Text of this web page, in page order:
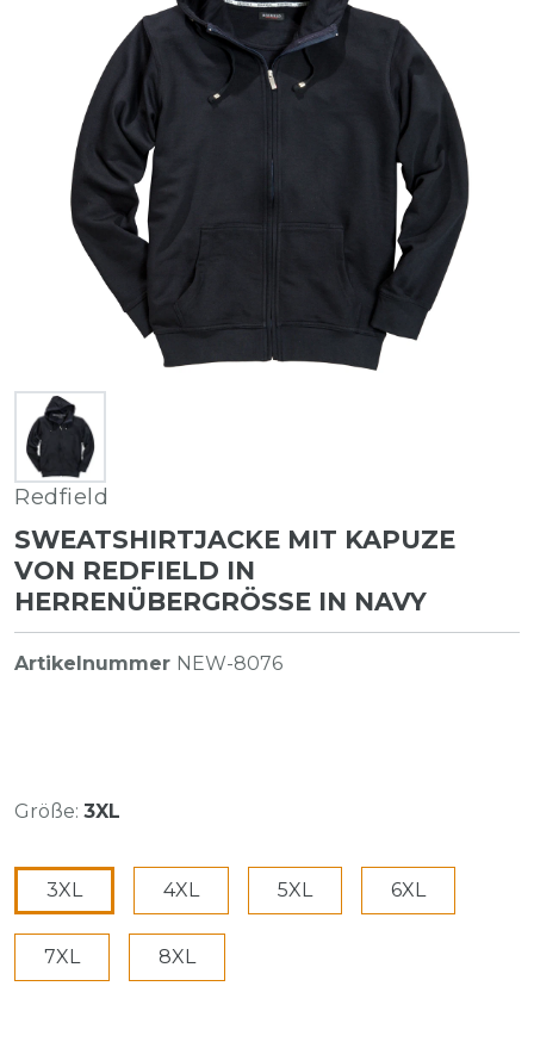
Redfield
SWEATSHIRTJACKE MIT KAPUZE
VON REDFIELD IN
HERRENÜBERGRÖSSE IN NAVY
Artikelnummer NEW-8076
Größe: 3XL
3XL 4XL 5XL 6XL
7XL 8XL